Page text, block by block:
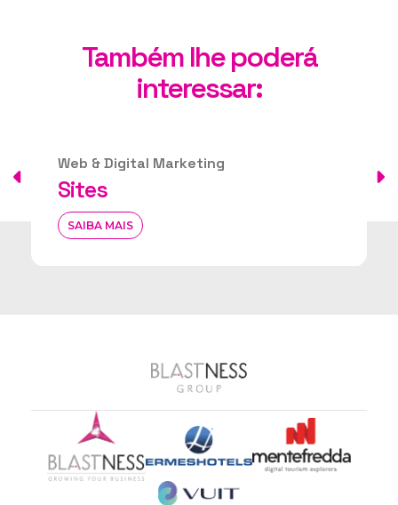
Também lhe poderá
interessar:
Distribution & Direct Booking
Direct Revenue Tools
SAIBA MAIS